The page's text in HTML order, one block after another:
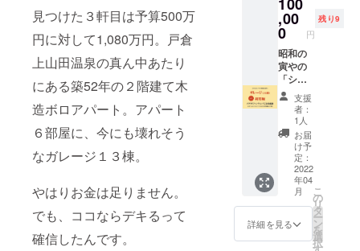
見つけた３軒目は予算500万
円に対して1,080万円。戸倉
上山田温泉の真ん中あたり
にある築52年の２階建て木
造ボロアパート。アパート
６部屋に、今にも壊れそう
なガレージ１３棟。
やはりお金は足りません。
でも、ココならデキるって
確信したんです。
円）付
きで
す。 ※
宿泊券
の有効
期限は
発行か
ら２年
になり
ます。
※リター
ンに交
通費は
含まれ
ませ
ん。自
己負担
となり
ますの
※温泉
MaaSチ
ケット
は宿泊
時にお
渡しい
たしま
す。 ※
リター
ンに交
通費は
含まれ
ませ
ん。自
己負担
となり
でご了
承くだ
円）＆
884（は
やし）
コン
サート
（プラ
イスレ
ス）を
ご提供
いたし
ます。
※宿泊券
の有効
期限は
発行か
ます。
※リター
フォー
ムのお
手伝い
をお願
いしま
す。 ※
宿泊券
の有効
期限は
発行か
ら１年
になり
ます。
えま
す！ ※
リター
通費は
含まれ
ませ
ん。自
己負担
となり
ますの
でご了
承くだ
さい。
泊3,800
円）を
ご提供
いたし
ます。
★宿泊
券の有
効期限
は発行
から２
年にな
りま
す。
★1人で
20連泊
でも、
10人で2
泊でも
100
,00
0 円
残り9
昭和の
寅やの
「シェ
アハウ
ス」ガ
レージ
利用権
（１年
分）を
ご提供
いたし
ます。
クラウ
ドファ
ンディ
支援
者：
1人
お届
け予
定：
2022
年04
月
詳細を見る
こ
の
リ
タ
ー
ン
を
選
択